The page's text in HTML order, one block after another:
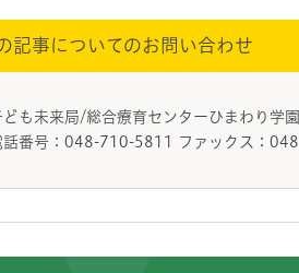
記事についてのお問い合わせ
ども未来局/総合療育センターひまわり学
話番号：048-710-5811 ファックス：